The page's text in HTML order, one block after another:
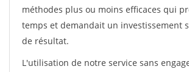
méthodes plus ou moins efficaces qui
temps et demandait un investissement
de résultat.
L'utilisation de notre service sans